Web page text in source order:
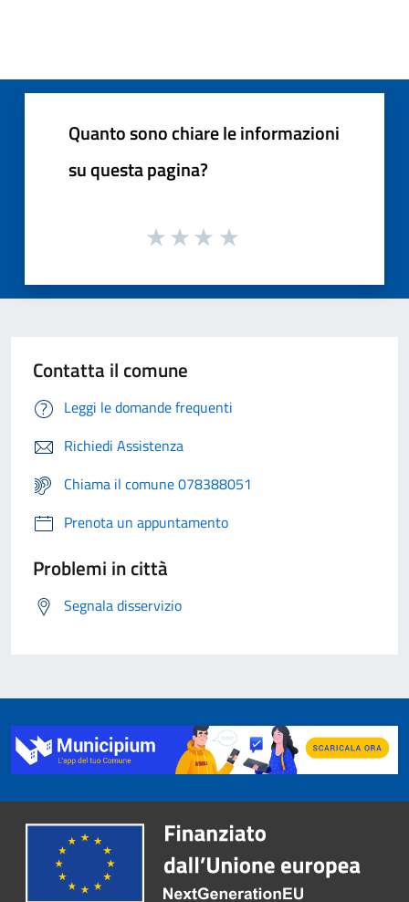
Quanto sono chiare le informazioni
su questa pagina?
Contatta il comune
Leggi le domande frequenti
Richiedi Assistenza
Chiama il comune 078388051
Prenota un appuntamento
Problemi in città
Segnala disservizio